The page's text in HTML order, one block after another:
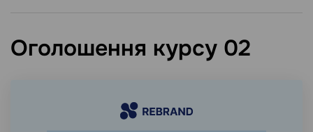
Оголошення курсу 02